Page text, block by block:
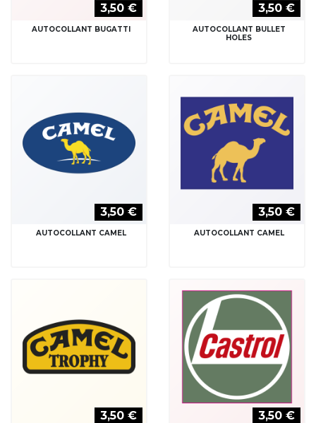
3,50 €
AUTOCOLLANT BUGATTI
3,50 €
AUTOCOLLANT BULLET
HOLES
3,50 €
AUTOCOLLANT CAMEL
3,50 €
AUTOCOLLANT CAMEL
3,50 € 3,50 €